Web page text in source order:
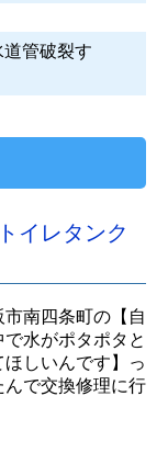
道管破裂す
イレタンク
南四条町の【自
水がポタポタと
しいんです】っ
で交換修理に行